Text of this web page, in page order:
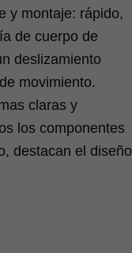
y montaje: rápido,
de cuerpo de
deslizamiento
movimiento.
claras y
los componentes
destacan el diseño